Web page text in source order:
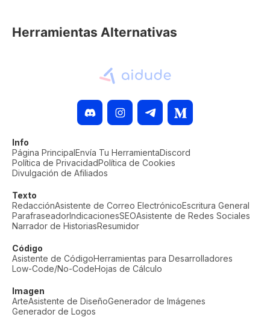
Herramientas Alternativas
Info
Página PrincipalEnvía Tu HerramientaDiscord
Política de PrivacidadPolítica de Cookies
Divulgación de Afiliados
Texto
RedacciónAsistente de Correo ElectrónicoEscritura General
ParafraseadorIndicacionesSEOAsistente de Redes Sociales
Narrador de HistoriasResumidor
Código
Asistente de CódigoHerramientas para Desarrolladores
Low-Code/No-CodeHojas de Cálculo
Imagen
ArteAsistente de DiseñoGenerador de Imágenes
Generador de Logos